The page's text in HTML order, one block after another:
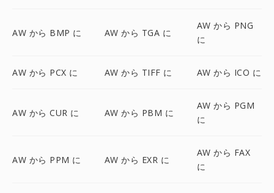
AW から BMP に AW から TGA に
AW から PNG
に
AW から PCX に AW から TIFF に AW から ICO に
AW から CUR に AW から PBM に
AW から PGM
に
AW から PPM に AW から EXR に
AW から FAX
に